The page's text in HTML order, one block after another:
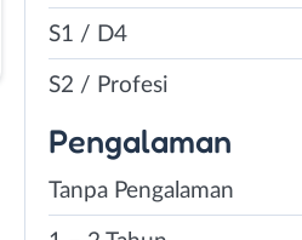
S1 / D4
S2 / Profesi
Pengalaman
Tanpa Pengalaman